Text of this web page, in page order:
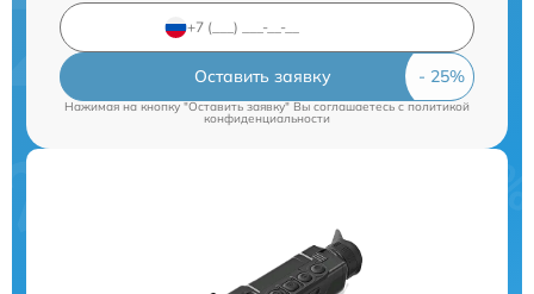
Оставить заявку
Нажимая на кнопку "Оставить заявку" Вы соглашаетесь cполитикой
конфиденциальности